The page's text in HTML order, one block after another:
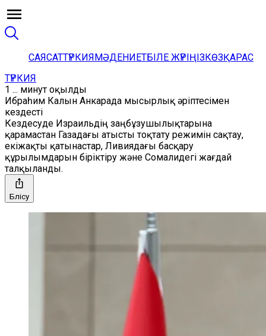
САЯСАТТҮРКИЯМӘДЕНИЕТБІЛЕ ЖҮРІҢІЗКӨЗҚАРАС
ТҮРКИЯ
1 ... минут оқылды
Ибраһим Калын Анкарада мысырлық әріптесімен
кездесті
Кездесуде Израильдің заңбұзушылықтарына
қарамастан Газадағы атысты тоқтату режимін сақтау,
екіжақты қатынастар, Ливиядағы басқару
құрылымдарын біріктіру және Сомалидегі жағдай
талқыланды.
Бөлісу